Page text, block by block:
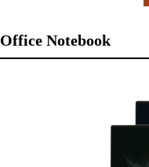
Office Notebook